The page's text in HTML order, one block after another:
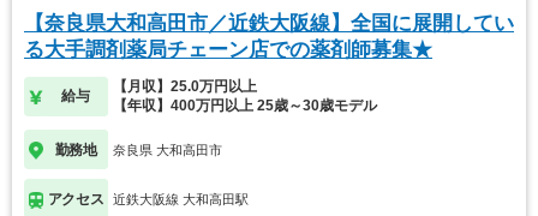
【奈良県大和高田市／近鉄大阪線】全国に展開してい
る大手調剤薬局チェーン店での薬剤師募集★
給与
【月収】25.0万円以上
【年収】400万円以上 25歳～30歳モデル
勤務地 奈良県 大和高田市
アクセス 近鉄大阪線 大和高田駅